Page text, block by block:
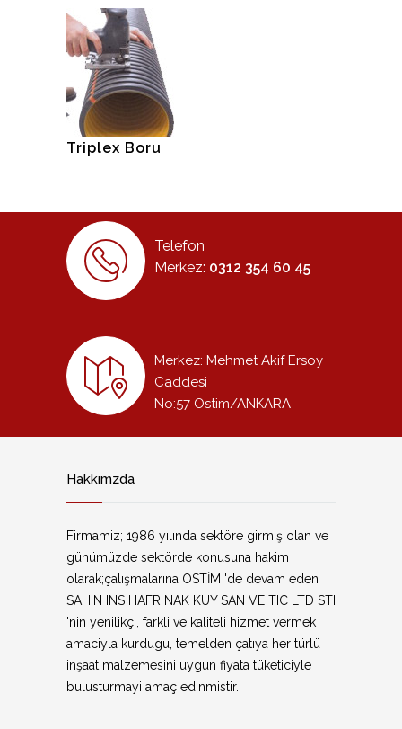
Triplex Boru
Telefon
Merkez: 0312 354 60 45
Merkez: Mehmet Akif Ersoy
Caddesi
No:57 Ostim/ANKARA
Hakkımzda
Firmamiz; 1986 yılında sektöre girmiş olan ve
günümüzde sektörde konusuna hakim
olarak;çalışmalarına OSTİM 'de devam eden
SAHIN INS HAFR NAK KUY SAN VE TIC LTD STI
'nin yenilikçi, farkli ve kaliteli hizmet vermek
amaciyla kurdugu, temelden çatıya her türlü
inşaat malzemesini uygun fiyata tüketiciyle
bulusturmayi amaç edinmistir.